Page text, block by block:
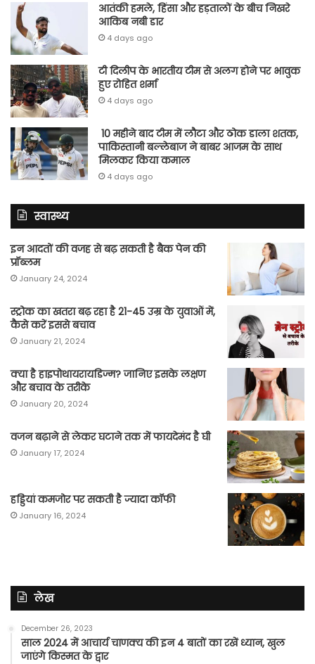
आतंकी हमले, हिंसा और हड़तालों के बीच निखरे
आकिब नबी डार
4 days ago
टी दिलीप के भारतीय टीम से अलग होने पर भावुक
हुए रोहित शर्मा
4 days ago
10 महीने बाद टीम में लौटा और ठोक डाला शतक,
पाकिस्तानी बल्लेबाज ने बाबर आजम के साथ
मिलकर किया कमाल
4 days ago
स्वास्थ्य
इन आदतों की वजह से बढ़ सकती है बैक पेन की
प्रॉब्लम
January 24, 2024
स्ट्रोक का खतरा बढ़ रहा है 21-45 उम्र के युवाओं में,
कैसे करें इससे बचाव
January 21, 2024
क्या है हाइपोथायरायडिज्म? जानिए इसके लक्षण
और बचाव के तरीके
January 20, 2024
वजन बढ़ाने से लेकर घटाने तक में फायदेमंद है घी
January 17, 2024
हड्डियां कमजोर पर सकती है ज्यादा कॉफी
January 16, 2024
लेख
December 26, 2023
साल 2024 में आचार्य चाणक्य की इन 4 बातों का रखें ध्यान, खुल
जाएंगे किस्मत के द्वार